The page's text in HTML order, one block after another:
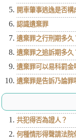
開車肇事逃逸是否構
認識遺棄罪
遺棄罪之行刑期多久
遺棄罪之追訴期多久
遺棄罪可以易科罰金
遺棄罪是告訴乃論罪
共犯得否為證人？
何種情形得聲請法院